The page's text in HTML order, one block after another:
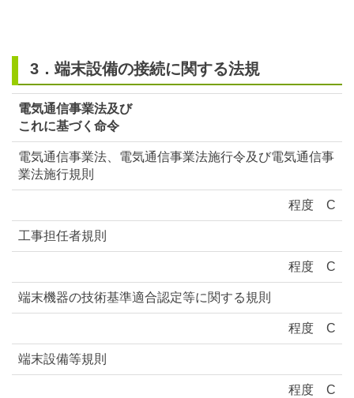
3．端末設備の接続に関する法規
電気通信事業法及び
これに基づく命令
電気通信事業法、電気通信事業法施行令及び電気通信事
業法施行規則
程度 C
工事担任者規則
程度 C
端末機器の技術基準適合認定等に関する規則
程度 C
端末設備等規則
程度 C